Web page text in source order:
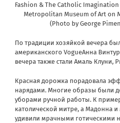
Fashion & The Catholic
Metropolitan Museum of Art on
(Photo by George
По традиции хозяйкой вечера
американского VogueАнна
вечера также стали Амаль Клуни,
Красная дорожка порадовала
нарядами. Многие образы были
уборами ручной работы. К
католической митре, а Мадонна
удивили мрачными готическими